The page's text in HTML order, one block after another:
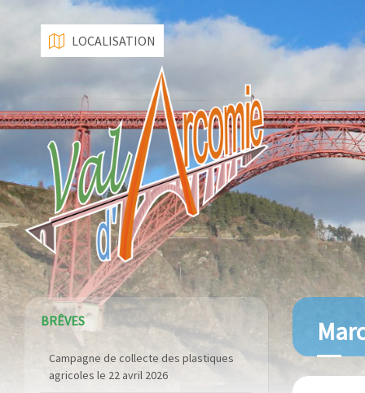
LOCALISATION
BRÊVES
Campagne de collecte des plastiques
agricoles le 22 avril 2026